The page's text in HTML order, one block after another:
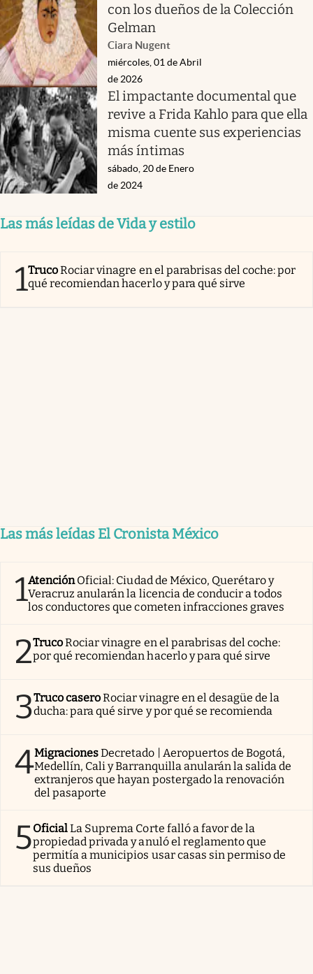
con los dueños de la Colección
Gelman
Ciara Nugent
miércoles, 01 de Abril
de 2026
El impactante documental que
revive a Frida Kahlo para que ella
misma cuente sus experiencias
más íntimas
sábado, 20 de Enero
de 2024
Las más leídas de Vida y estilo
1TrucoRociar vinagre en el parabrisas del coche: por
qué recomiendan hacerlo y para qué sirve
Las más leídas El Cronista México
1AtenciónOficial: Ciudad de México, Querétaro y
Veracruz anularán la licencia de conducir a todos
los conductores que cometen infracciones graves
2TrucoRociar vinagre en el parabrisas del coche:
por qué recomiendan hacerlo y para qué sirve
3Truco caseroRociar vinagre en el desagüe de la
ducha: para qué sirve y por qué se recomienda
4MigracionesDecretado | Aeropuertos de Bogotá,
Medellín, Cali y Barranquilla anularán la salida de
extranjeros que hayan postergado la renovación
del pasaporte
5OficialLa Suprema Corte falló a favor de la
propiedad privada y anuló el reglamento que
permitía a municipios usar casas sin permiso de
sus dueños